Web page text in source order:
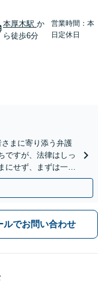
本厚木駅か
ら徒歩6分
営業時間：本
日定休日
さまに寄り添う弁護
ですが、法律はしっ
せず、まずは一度
ルでお問い合わせ